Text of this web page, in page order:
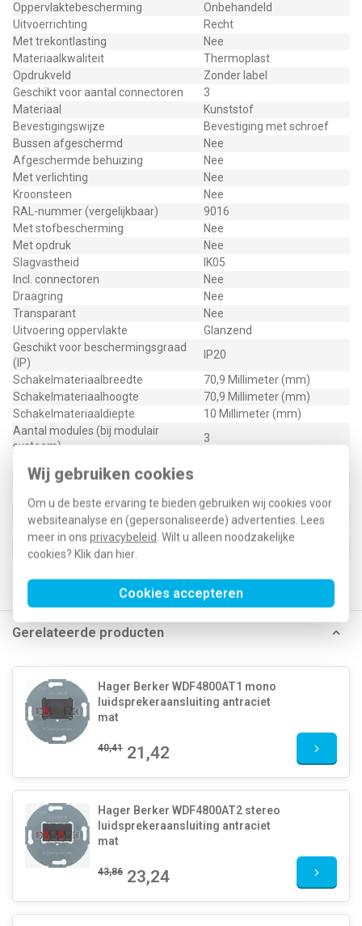
Wij gebruiken cookies
Om u de beste ervaring te bieden gebruiken wij cookies voor
websiteanalyse en (gepersonaliseerde) advertenties. Lees
meer in ons privacybeleid . Wilt u alleen noodzakelijke
cookies? Klik dan hier
Cookies accepteren
Oppervlaktebescherming
Onbehandeld
Uitvoerrichting
Recht
Met trekontlasting
Nee
Materiaalkwaliteit
Thermoplast
Opdrukveld
Zonder label
Geschikt voor aantal connectoren
3
Materiaal
Kunststof
Bevestigingswijze
Bevestiging met schroef
Bussen afgeschermd
Nee
Afgeschermde behuizing
Nee
Met verlichting
Nee
Kroonsteen
Nee
RAL-nummer (vergelijkbaar)
9016
Met stofbescherming
Nee
Met opdruk
Nee
Slagvastheid
IK05
Incl. connectoren
Nee
Draagring
Nee
Transparant
Nee
Uitvoering oppervlakte
Glanzend
Geschikt voor beschermingsgraad
(IP)
IP20
Schakelmateriaalbreedte
70,9 Millimeter (mm)
Schakelmateriaalhoogte
70,9 Millimeter (mm)
Schakelmateriaaldiepte
10 Millimeter (mm)
Aantal modules (bij modulair
systeem)
3
Geïsoleerde aansluitingen
Antibacteriële behandeling
Nee
Type / SKU (MPN)
WAF1104WG
EAN (GTIN-13)
3250610073018
Gerelateerde producten
Hager Berker WDF4800AT1 mono
luidsprekeraansluiting antraciet
mat
40,41 21,42
Hager Berker WDF4800AT2 stereo
luidsprekeraansluiting antraciet
mat
43,86 23,24